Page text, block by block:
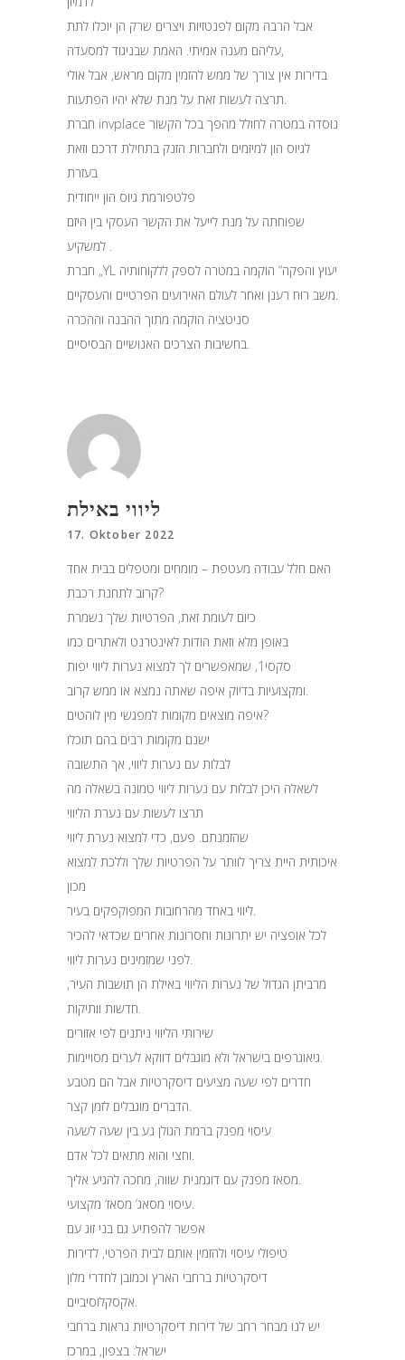
אבל הרבה מקום לפנטזיות ויצרים שרק הן יוכלו לתת
עליהם מענה אמיתי. האמת שבניגוד למסעדה,
בדירות אין צורך של ממש להזמין מקום מראש, אבל אולי
חברת invplace נוסדה במטרה לחולל מהפך בכל הקשור
לגיוס הון למיזמים ולחברות הזנק בתחילת דרכם וזאת
בעזרת
פלטפורמת גיוס הון ייחודית
שפוחתה על מנת לייעל את הקשר העסקי בין היזם
חברת „YL יעוץ והפקה“ הוקמה במטרה לספק ללקוחותיה
סניטציה הוקמה מתוך ההבנה וההכרה
ליווי באילת
17. Oktober 2022
האם חלל עבודה מעטפת – מומחים ומטפלים בבית אחד
קרוב לתחנת רכבת?
כיום לעומת זאת, הפרטיות שלך נשמרת
באופן מלא וזאת הודות לאינטרנט ולאתרים כמו
סקסי1, שמאפשרים לך למצוא נערות ליווי יפות
ומקצועיות בדיוק איפה שאתה נמצא או ממש קרוב.
איפה מוצאים מקומות למפגשי מין לוהטים?
ישנם מקומות רבים בהם תוכלו
לבלות עם נערות ליווי, אך התשובה
לשאלה היכן לבלות עם נערות ליווי טמונה בשאלה מה
תרצו לעשות עם נערת הליווי
שהזמנתם. פעם, כדי למצוא נערת ליווי
איכותית היית צריך לוותר על הפרטיות שלך וללכת למצוא
מכון
ליווי באחד מהרחובות המפוקפקים בעיר.
לכל אופציה יש יתרונות וחסרונות אחרים שכדאי להכיר
לפני שמזמינים נערות ליווי.
מרביתן הגדול של נערות הליווי באילת הן תושבות העיר,
חדשות וותיקות.
שירותי הליווי ניתנים לפי אזורים
גיאוגרפים בישראל ולא מוגבלים דווקא לערים מסויימות.
חדרים לפי שעה מציעים דיסקרטיות אבל הם מטבע
הדברים מוגבלים לזמן קצר.
עיסוי מפנק ברמת הגולן נע בין שעה לשעה
וחצי והוא מתאים לכל אדם.
מסאז מפנק עם דוגמנית שווה, מחכה להגיע אליך.
עיסוי מסאג‘ מסאז‘ מקצועי.
אפשר להפתיע גם בני זוג עם
טיפולי עיסוי ולהזמין אותם לבית הפרטי, לדירות
דיסקרטיות ברחבי הארץ וכמובן לחדרי מלון
אקסקלוסיביים.
יש לנו מבחר רחב של דירות דיסקרטיות נראות ברחבי
ישראל: בצפון, במרכז